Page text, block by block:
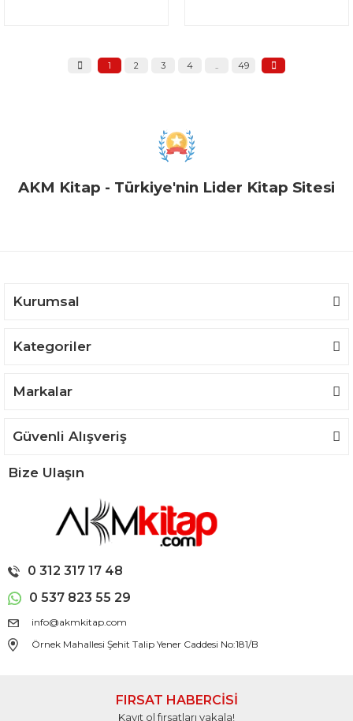
1 2 3 4 .. 49
AKM Kitap - Türkiye'nin Lider Kitap Sitesi
Kurumsal
Kategoriler
Markalar
Güvenli Alışveriş
Bize Ulaşın
0 312 317 17 48
0 537 823 55 29
info@akmkitap.com
Örnek Mahallesi Şehit Talip Yener Caddesi No:181/B
FIRSAT HABERCİSİ
Kayıt ol fırsatları yakala!